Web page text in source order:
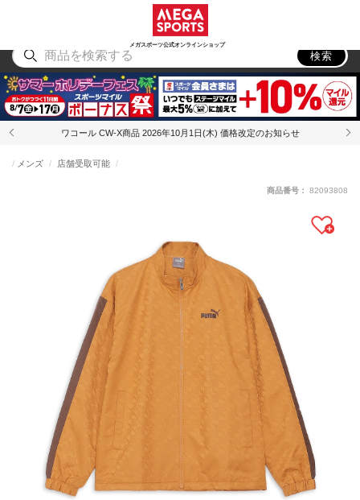
メガスポーツ公式オンラインショップ
アウトドア
検索
ワコール CW-X商品 2026年10月1日(木) 価格改定のお知らせ
メンズ 店舗受取可能
商品番号： 82093808